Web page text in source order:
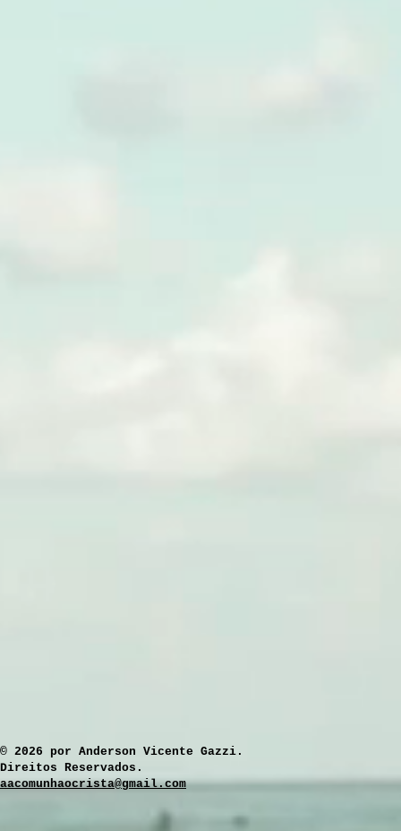
​© 2026 por Anderson Vicente Gazzi.
Direitos Reservados.
aacomunhaocrista@gmail.com